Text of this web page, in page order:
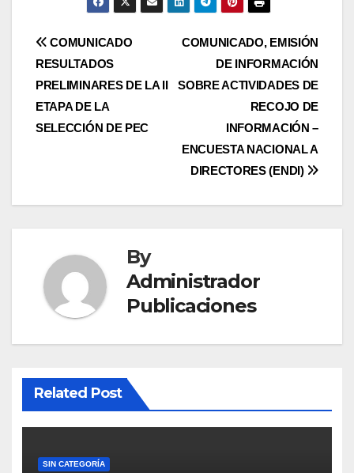
Navegación
de
entradas
COMUNICADO, EMISIÓN
DE INFORMACIÓN
SOBRE ACTIVIDADES DE
RECOJO DE
INFORMACIÓN –
ENCUESTA NACIONAL A
DIRECTORES (ENDI)
COMUNICADO
RESULTADOS
PRELIMINARES DE LA II
ETAPA DE LA
SELECCIÓN DE PEC
By
Administrador
Publicaciones
Related Post
SIN CATEGORÍA